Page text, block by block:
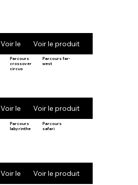
Voir le produitVoir le produit
Parcours
crossover
circus
Voir le produit
Parcours far-
west
Voir le produit
Parcours
labyrinthe
Voir le produit
Parcours
safari
Voir le produit